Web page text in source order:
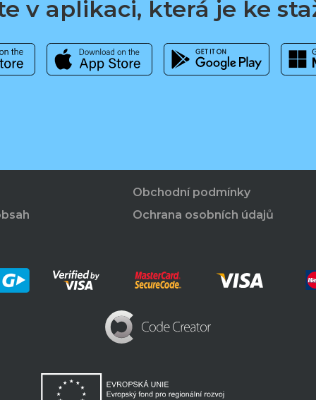
v aplikaci, která je ke
Obchodní podmínky
Ochrana osobních údajů